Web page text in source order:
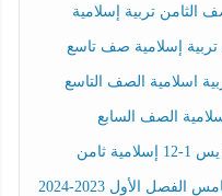
تربية إسلامية
إسلامية صف تاسع
الصف السابع
الأول 2023-2024